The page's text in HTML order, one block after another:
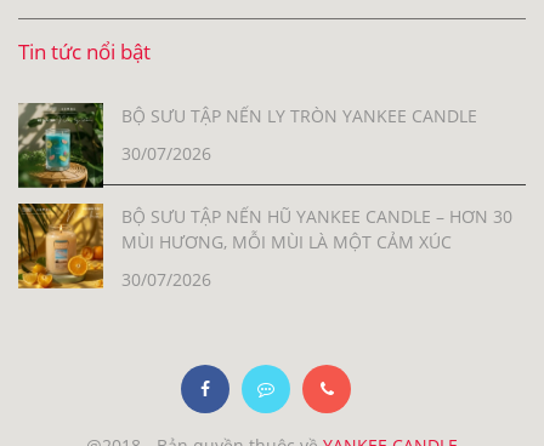
Tin tức nổi bật
BỘ SƯU TẬP NẾN LY TRÒN YANKEE CANDLE
30/07/2026
BỘ SƯU TẬP NẾN HŨ YANKEE CANDLE – HƠN 30
MÙI HƯƠNG, MỖI MÙI LÀ MỘT CẢM XÚC
30/07/2026